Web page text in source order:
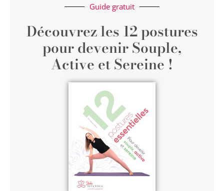
Guide gratuit
Découvrez les 12 postures
pour devenir Souple,
Active et Sereine !